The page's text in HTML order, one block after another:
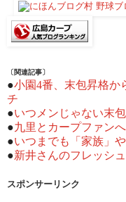
〔関連記事〕
●小園4番、末包昇格か
チ
●いつメンじゃない末
●九里とカープファン
●いつまでも「家族」
●新井さんのフレッシ
スポンサーリンク